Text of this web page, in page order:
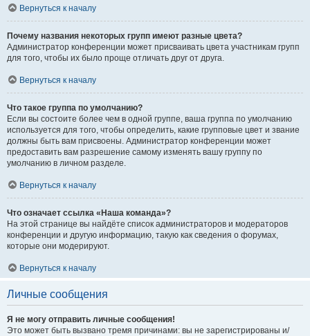
Вернуться к началу
Почему названия некоторых групп имеют разные цвета?
Администратор конференции может присваивать цвета участникам групп
для того, чтобы их было проще отличать друг от друга.
Вернуться к началу
Что такое группа по умолчанию?
Если вы состоите более чем в одной группе, ваша группа по умолчанию
используется для того, чтобы определить, какие групповые цвет и звание
должны быть вам присвоены. Администратор конференции может
предоставить вам разрешение самому изменять вашу группу по
умолчанию в личном разделе.
Вернуться к началу
Что означает ссылка «Наша команда»?
На этой странице вы найдёте список администраторов и модераторов
конференции и другую информацию, такую как сведения о форумах,
которые они модерируют.
Вернуться к началу
Личные сообщения
Я не могу отправить личные сообщения!
Это может быть вызвано тремя причинами: вы не зарегистрированы и/